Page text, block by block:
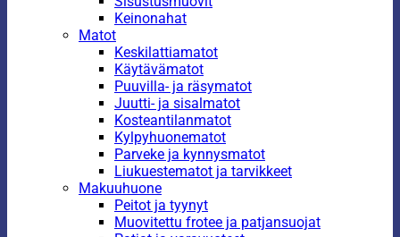
Keinonahat
Matot
Keskilattiamatot
Käytävämatot
Puuvilla- ja räsymatot
Juutti- ja sisalmatot
Kosteantilanmatot
Kylpyhuonematot
Parveke ja kynnysmatot
Liukuestematot ja tarvikkeet
Makuuhuone
Peitot ja tyynyt
Muovitettu frotee ja patjansuojat